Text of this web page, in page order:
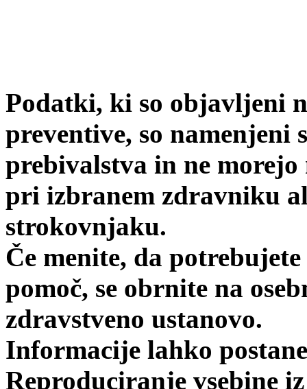
Podatki, ki so objavljeni
preventive, so
prebivalstva in ne morejo
pri izbranem zdravniku
strokovnjaku.
Če menite, da
pomoč, se obrnite na
zdravstveno ustanovo.
Informacije lahko
Reproduciranje vsebine